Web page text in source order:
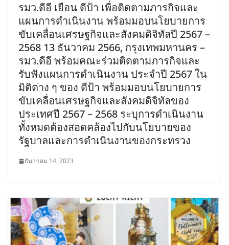
รมว.ดีอี เยือน ดีป้า เพื่อติดตามภารกิจและ
แผนการดำเนินงาน พร้อมมอบนโยบายการ
ขับเคลื่อนเศรษฐกิจและสังคมดิจิทัลปี 2567 –
2568 13 ธันวาคม 2566, กรุงเทพมหานคร –
รมว.ดีอี พร้อมคณะร่วมติดตามภารกิจและ
รับฟังแผนการดำเนินงาน ประจำปี 2567 ใน
มิติต่าง ๆ ของ ดีป้า พร้อมมอบนโยบายการ
ขับเคลื่อนเศรษฐกิจและสังคมดิจิทัลของ
ประเทศปี 2567 – 2568 ระบุการดำเนินงาน
ทั้งหมดต้องสอดคล้องไปกับนโยบายของ
รัฐบาลและการดำเนินงานของกระทรวง
ธันวาคม 14, 2023